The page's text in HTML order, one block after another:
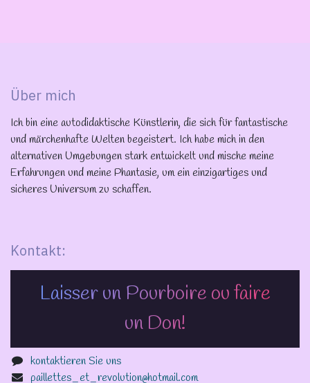
Über mich
Ich bin eine autodidaktische Künstlerin, die sich für fantastische
und märchenhafte Welten begeistert. Ich habe mich in den
alternativen Umgebungen stark entwickelt und mische meine
Erfahrungen und meine Phantasie, um ein einzigartiges und
sicheres Universum zu schaffen.
Kontakt:
Laisser un Pourboire ou faire
un Don!
kontaktieren Sie uns
paillettes_et_revolution@hotmail.com